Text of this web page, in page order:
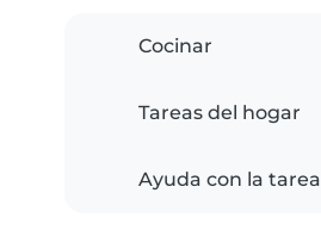
Cocinar
Tareas del hogar
Ayuda con la tarea